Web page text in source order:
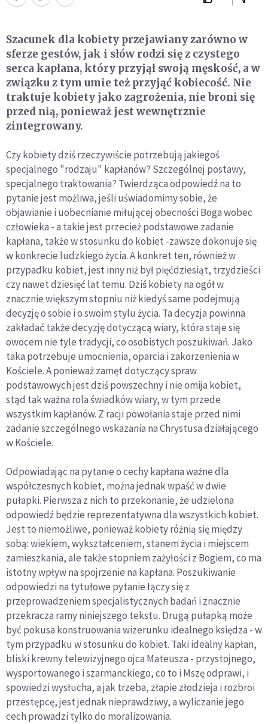
Szacunek dla kobiety przejawiany zarówno w
sferze gestów, jak i słów rodzi się z czystego
serca kapłana, który przyjął swoją męskość, a w
związku z tym umie też przyjąć kobiecość. Nie
traktuje kobiety jako zagrożenia, nie broni się
przed nią, ponieważ jest wewnętrznie
zintegrowany.
Czy kobiety dziś rzeczywiście potrzebują jakiegoś
specjalnego "rodzaju" kapłanów? Szczególnej postawy,
specjalnego traktowania? Twierdząca odpowiedź na to
pytanie jest możliwa, jeśli uświadomimy sobie, że
objawianie i uobecnianie miłującej obecności Boga wobec
człowieka - a takie jest przecież podstawowe zadanie
kapłana, także w stosunku do kobiet -zawsze dokonuje się
w konkrecie ludzkiego życia. A konkret ten, również w
przypadku kobiet, jest inny niż był pięćdziesiąt, trzydzieści
czy nawet dziesięć lat temu. Dziś kobiety na ogół w
znacznie większym stopniu niż kiedyś same podejmują
decyzję o sobie i o swoim stylu życia. Ta decyzja powinna
zakładać także decyzję dotyczącą wiary, która staje się
owocem nie tyle tradycji, co osobistych poszukiwań. Jako
taka potrzebuje umocnienia, oparcia i zakorzenienia w
Kościele. A ponieważ zamęt dotyczący spraw
podstawowych jest dziś powszechny i nie omija kobiet,
stąd tak ważna rola świadków wiary, w tym przede
wszystkim kapłanów. Z racji powołania staje przed nimi
zadanie szczególnego wskazania na Chrystusa działającego
w Kościele.
Odpowiadając na pytanie o cechy kapłana ważne dla
współczesnych kobiet, można jednak wpaść w dwie
pułapki. Pierwsza z nich to przekonanie, że udzielona
odpowiedź będzie reprezentatywna dla wszystkich kobiet.
Jest to niemożliwe, ponieważ kobiety różnią się między
sobą: wiekiem, wykształceniem, stanem życia i miejscem
zamieszkania, ale także stopniem zażyłości z Bogiem, co ma
istotny wpływ na spojrzenie na kapłana. Poszukiwanie
odpowiedzi na tytułowe pytanie łączy się z
przeprowadzeniem specjalistycznych badań i znacznie
przekracza ramy niniejszego tekstu. Drugą pułapką może
być pokusa konstruowania wizerunku idealnego księdza - w
tym przypadku w stosunku do kobiet. Taki idealny kapłan,
bliski krewny telewizyjnego ojca Mateusza - przystojnego,
wysportowanego i szarmanckiego, co to i Mszę odprawi, i
spowiedzi wysłucha, a jak trzeba, złapie złodzieja i rozbroi
przestępcę, jest jednak nieprawdziwy, a wyliczanie jego
cech prowadzi tylko do moralizowania.